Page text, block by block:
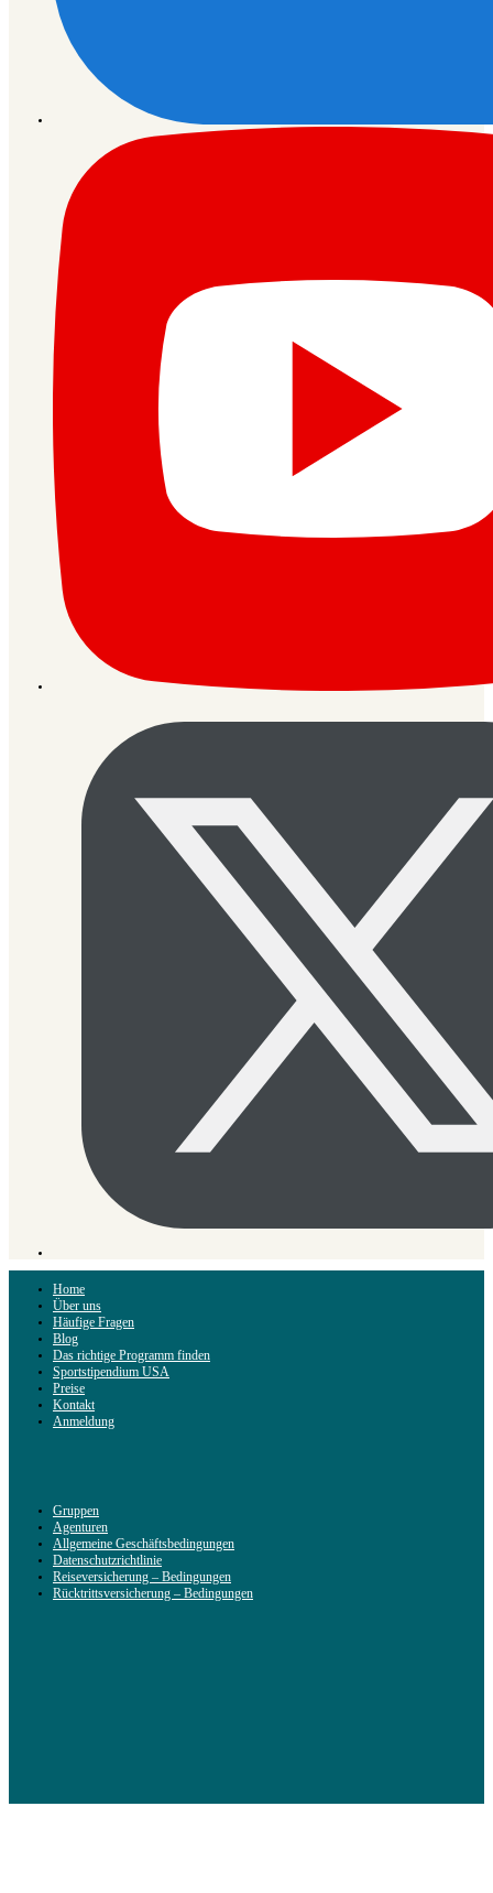
Home
Über uns
Häufige Fragen
Blog
Das richtige Programm finden
Sportstipendium USA
Preise
Kontakt
Anmeldung
Gruppen
Agenturen
Allgemeine Geschäftsbedingungen
Datenschutzrichtlinie
Reiseversicherung – Bedingungen
Rücktrittsversicherung – Bedingungen